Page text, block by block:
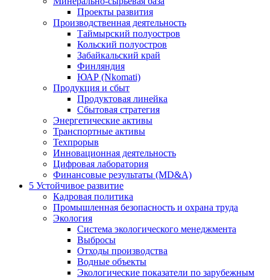
Проекты развития
Производственная деятельность
Таймырский полуостров
Кольский полуостров
Забайкальский край
Финляндия
ЮАР (Nkomati)
Продукция и сбыт
Продуктовая линейка
Сбытовая стратегия
Энергетические активы
Транспортные активы
Техпрорыв
Инновационная деятельность
Цифровая лаборатория
Финансовые результаты (MD&A)
5 Устойчивое развитие
Кадровая политика
Промышленная безопасность и охрана труда
Экология
Система экологического менеджмента
Выбросы
Отходы производства
Водные объекты
Экологические показатели по зарубежным